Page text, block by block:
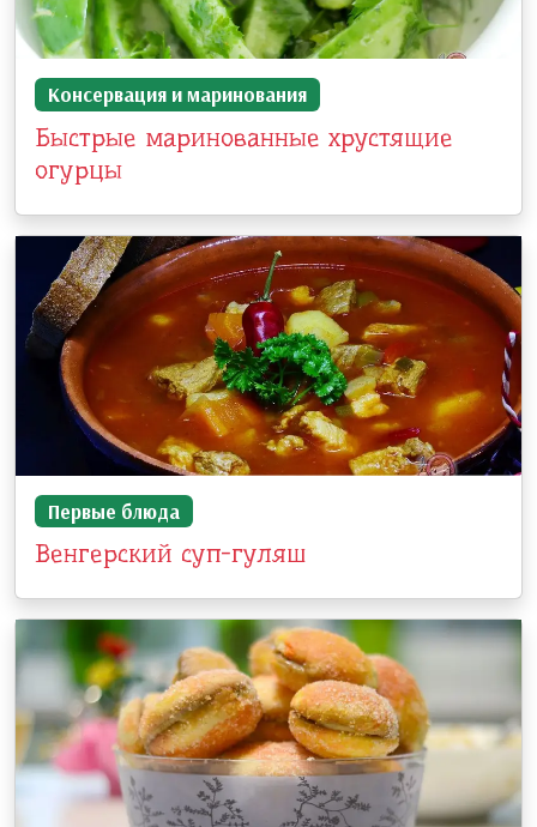
Консервация и маринования
Быстрые маринованные хрустящие
огурцы
Первые блюда
Венгерский суп-гуляш